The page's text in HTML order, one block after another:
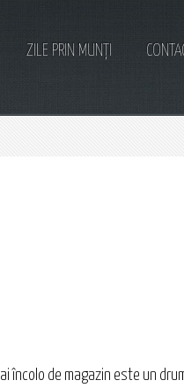
ZILE PRIN MUNȚI
încolo de magazin este un